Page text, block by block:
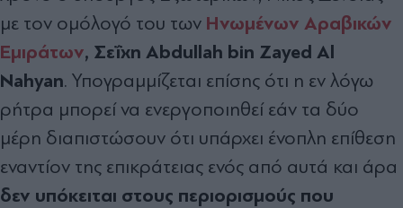
με τον ομόλογό του των Ηνωμένων Αραβικών
Εμιράτων, Σεΐχη Abdullah bin Zayed Al
Nahyan. Υπογραμμίζεται επίσης ότι η εν λόγω
ρήτρα μπορεί να ενεργοποιηθεί εάν τα δύο
μέρη διαπιστώσουν ότι υπάρχει ένοπλη επίθεση
εναντίον της επικράτειας ενός από αυτά και άρα
δεν υπόκειται στους περιορισμούς που